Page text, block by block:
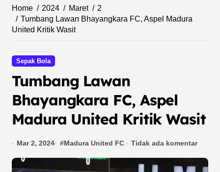
Home 2024 Maret
2
Tumbang Lawan Bhayangkara FC, Aspel Madura
United Kritik Wasit
Sepak Bola
Tumbang Lawan
Bhayangkara FC, Aspel
Madura United Kritik Wasit
Mar 2, 2024 #Madura United FC Tidak ada komentar